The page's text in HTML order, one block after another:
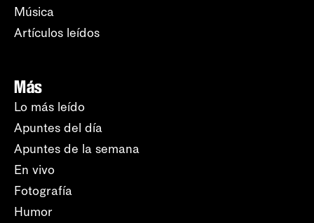
Música
Artículos leídos
Más
Lo más leído
Apuntes del día
Apuntes de la semana
En vivo
Fotografía
Humor